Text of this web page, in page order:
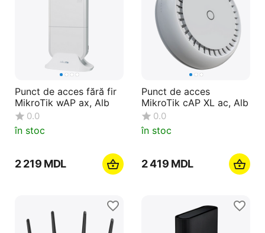
Punct de acces fără fir
MikroTik wAP ax, Alb
0.0
în stoc
2 219 MDL
Punct de acces
MikroTik cAP XL ac, Alb
0.0
în stoc
2 419 MDL